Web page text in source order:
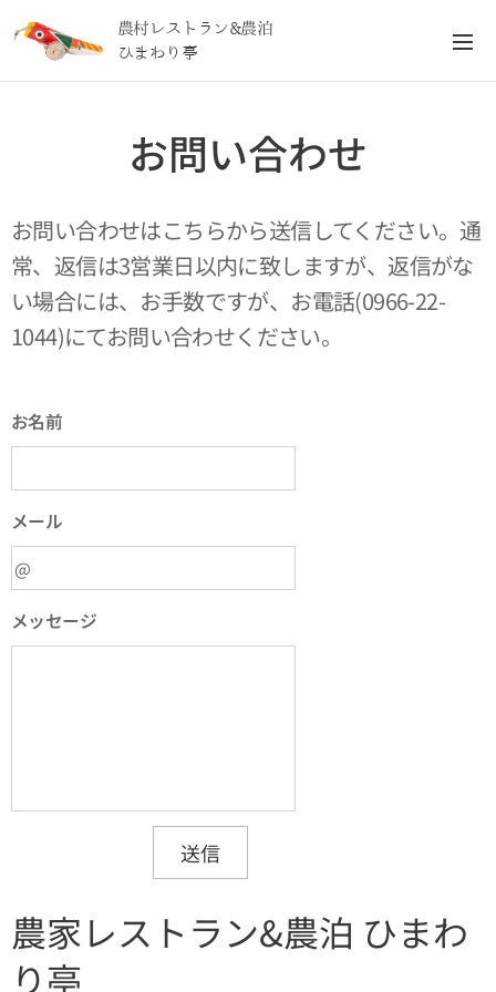
農村レストラン&農泊
ひまわり亭
お問い合わせ
お問い合わせはこちらから送信してください。通
常、返信は3営業日以内に致しますが、返信がな
い場合には、お手数ですが、お電話(0966-22-
1044)にてお問い合わせください。
お名前
メール
メッセージ
送信
農家レストラン&農泊 ひまわ
り亭